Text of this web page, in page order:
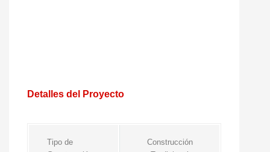
Detalles del Proyecto
Tipo de
Construcción